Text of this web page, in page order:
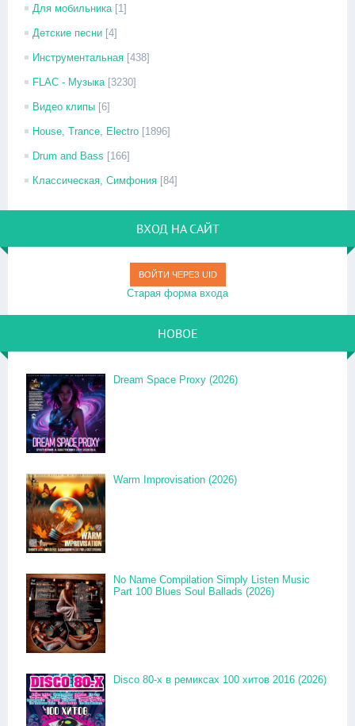
Для мобильника [1]
Детские песни [4]
Инструментальная [438]
FLAC - Музыка [3230]
Видео клипы [6]
House, Trance, Electro [1896]
Drum and Bass [166]
Классическая, Симфония [84]
ВХОД НА САЙТ
ВОЙТИ ЧЕРЕЗ UID
Старая форма входа
НОВОЕ
Dream Space Proxy (2026)
Warm Improvisation (2026)
No Name Compilation Simply Listen Music
Part 100 Blues Soul Ballads (2026)
Disco 80-x в ремиксах 100 хитов 2016 (2026)